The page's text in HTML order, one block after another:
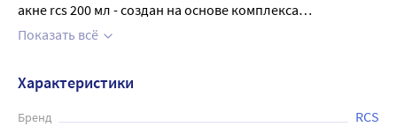
акне rcs 200 мл - создан на основе комплекса
ингредиентов необходимых для сохранения здорового
Эффективно очищает кожу лица от загрязнений,
способствует уменьшению жирности и сужению пор.
Содержит комплекс натуральных эфирных масел
Показать всё
Характеристики
Бренд RCS